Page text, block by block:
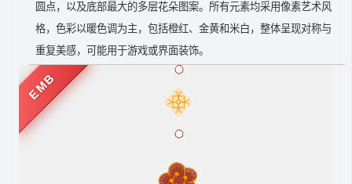
圆点，以及底部最大的多层花朵图案。所有元素均采用像素艺术风
格，色彩以暖色调为主，包括橙红、金黄和米白，整体呈现对称与
重复美感，可能用于游戏或界面装饰。
EMB